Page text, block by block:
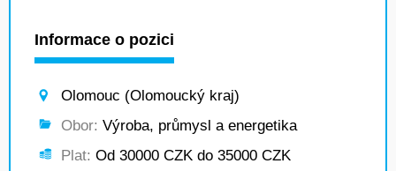
Informace o pozici
Olomouc (Olomoucký kraj)
Obor: Výroba, průmysl a energetika
Plat: Od 30000 CZK do 35000 CZK